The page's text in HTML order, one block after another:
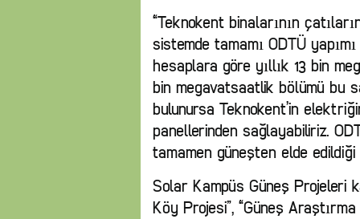
“Teknokent binalarının
sistemde tamamı ODTÜ
hesaplara göre yıllık 13 bin
bin megavatsaatlik bölümü bu
bulunursa Teknokent’in
panellerinden sağlayabiliriz.
tamamen güneşten elde
Solar Kampüs Güneş Projeleri
Köy Projesi”, “Güneş